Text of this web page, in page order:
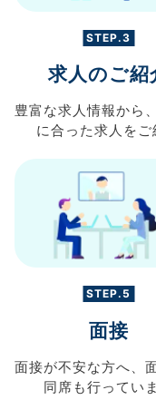
STEP.3
求人のご紹
豊富な求人情報から、
に合った求人を ご
STEP.5
面接
面接が不安な方へ、
同席も行ってい